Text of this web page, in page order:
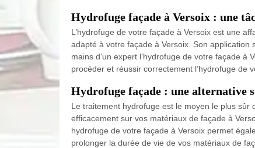
Hydrofuge façade à Versoix : une
L’hydrofuge de votre façade à Versoix est une
adapté à votre façade à Versoix. Son
mains d’un expert l’hydrofuge de votre façade à
procéder et réussir correctement l’hydrofuge de
Hydrofuge façade : une alternative
Le traitement hydrofuge est le moyen le plus
efficacement sur vos matériaux de façade à
hydrofuge de votre façade à Versoix permet
prolonger la durée de vie de vos matériaux de